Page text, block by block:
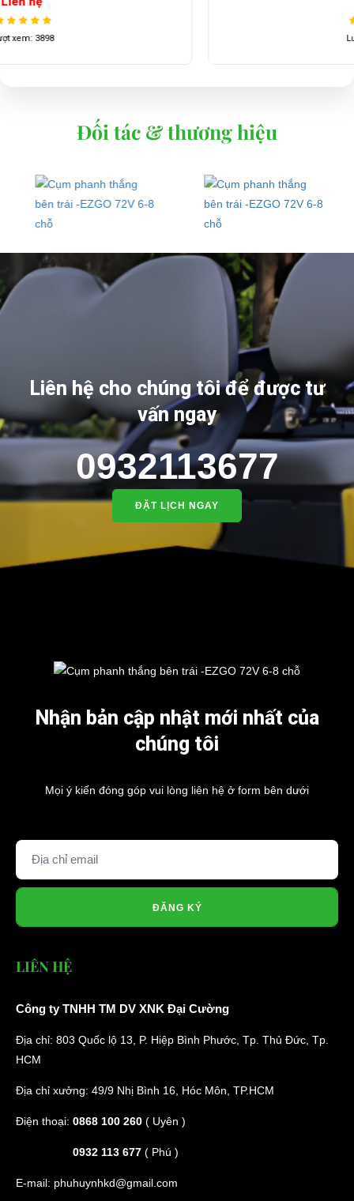
Đối tác & thương hiệu
Liên hệ cho chúng tôi để được tư
vấn ngay
0932113677
ĐẶT LỊCH NGAY
Nhận bản cập nhật mới nhất của
chúng tôi
Mọi ý kiến đóng góp vui lòng liên hệ ở form bên dưới
ĐĂNG KÝ
LIÊN HỆ
Công ty TNHH TM DV XNK Đại Cường
Địa chỉ: 803 Quốc lộ 13, P. Hiệp Bình Phước, Tp. Thủ Đức, Tp.
HCM
Địa chỉ xưởng: 49/9 Nhị Bình 16, Hóc Môn, TP.HCM
Điện thoại: 0868 100 260 ( Uyên )
0932 113 677 ( Phú )
E-mail: phuhuynhkd@gmail.com